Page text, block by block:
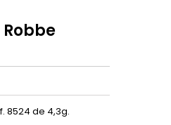
8524 de 4,3g.